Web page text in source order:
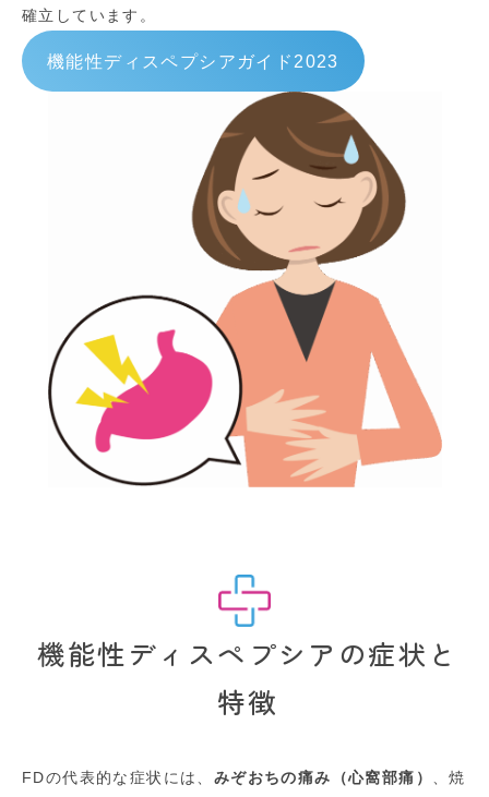
確立しています。
機能性ディスペプシアガイド2023
機能性ディスペプシアの症状と
特徴
FDの代表的な症状には、 みぞおちの痛み（心窩部痛）
、焼